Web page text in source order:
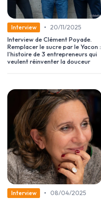
Interview • 20/11/2025
Interview de Clément Poyade.
Remplacer le sucre par le Yacon :
l’histoire de 3 entrepreneurs qui
veulent réinventer la douceur
Interview •
08/04/2025